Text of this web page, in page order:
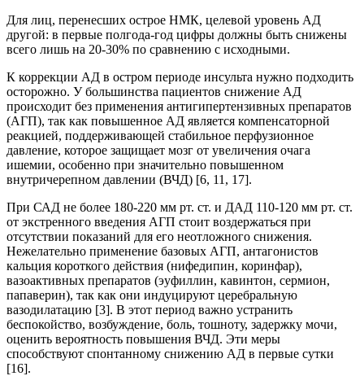
Для лиц, перенесших острое НМК, целевой уровень АД
другой: в первые полгода-год цифры должны быть снижены
всего лишь на 20-30% по сравнению с исходными.
К коррекции АД в остром периоде инсульта нужно подходить
осторожно. У большинства пациентов снижение АД
происходит без применения антигипертензивных препаратов
(АГП), так как повышенное АД является компенсаторной
реакцией, поддерживающей стабильное перфузионное
давление, которое защищает мозг от увеличения очага
ишемии, особенно при значительно повышенном
внутричерепном давлении (ВЧД) [6, 11, 17].
При САД не более 180-220 мм рт. ст. и ДАД 110-120 мм рт. ст.
от экстренного введения АГП стоит воздержаться при
отсутствии показаний для его неотложного снижения.
Нежелательно применение базовых АГП, антагонистов
кальция короткого действия (нифедипин, коринфар),
вазоактивных препаратов (эуфиллин, кавинтон, сермион,
папаверин), так как они индуцируют церебральную
вазодилатацию [3]. В этот период важно устранить
беспокойство, возбуждение, боль, тошноту, задержку мочи,
оценить вероятность повышения ВЧД. Эти меры
способствуют спонтанному снижению АД в первые сутки
[16].